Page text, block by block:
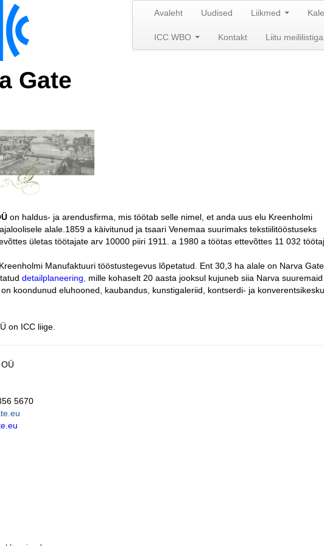
Avaleht Uudised Liikmed
ICC WBO Kontakt Liitu meililistiga
Gate
on haldus- ja arendusfirma, mis töötab selle nimel, et anda uus elu Kreenholmi
alale.1859 a käivitunud ja tsaari Venemaa suurimaks tekstiilitööstuseks
ületas töötajate arv 10000 piiri 1911. a 1980 a töötas ettevõttes 11 032
Manufaktuuri tööstustegevus lõpetatud. Ent 30,3 ha alale on Narva
detailplaneering
mille kohaselt 20 aasta jooksul kujuneb siia Narva suuremaid
koondunud eluhooned, kaubandus, kunstigaleriid, kontserdi- ja
on ICC liige.
5670